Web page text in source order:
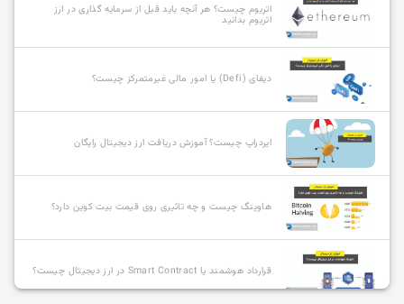
اتریوم چیست؟ هر آنچه باید قبل از سرمایه گذاری در ارز
اتریوم بدانید
دیفای (Defi) یا امور مالی غیرمتمرکز چیست؟
ایردراپ چیست؟ آموزش دریافت ارز دیجیتال رایگان
هاوینگ چیست و چه تاثیری روی قیمت بیت کوین دارد؟
قرارداد هوشمند یا Smart Contract در ارز دیجیتال چیست؟